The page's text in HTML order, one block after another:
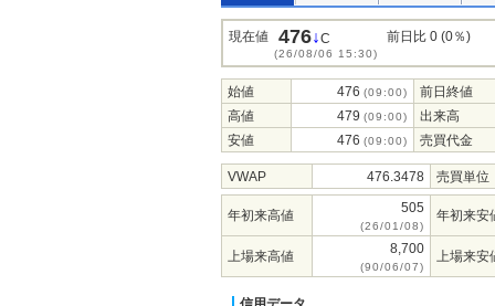
現在値 476↓C
(26/08/06 15:30)
前日比 0 (0％)
始値 476 (09:00)
前日終値
高値
479 (09:00)
出来高
安値
476 (09:00) 売買代金
VWAP 476.3478 売買単位
年初来高値 505
(26/01/08)
年初来安
上場来高値 8,700
(90/06/07)
上場来安